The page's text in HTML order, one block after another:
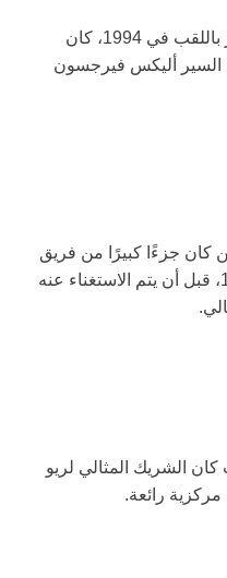
جزءًا كبيرًا من فريق
فيرجسون الفائز بالثنائية في 1994، قبل أن يتم الاستغناء عنه
الشريك المثالي لريو
رائعة.